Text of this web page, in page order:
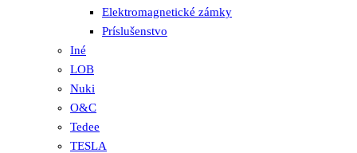
Elektromagnetické zámky
Príslušenstvo
Iné
LOB
Nuki
O&C
Tedee
TESLA